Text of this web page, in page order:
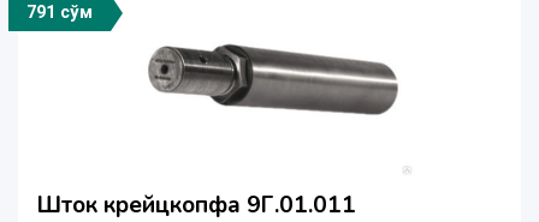
791 сўм
Шток крейцкопфа 9Г.01.011